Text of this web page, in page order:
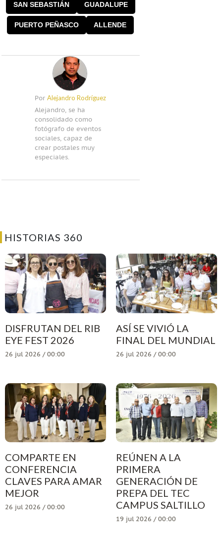
SAN SEBASTIÁN GUADALUPE
PUERTO PEÑASCO ALLENDE
PorAlejandro Rodríguez
Alejandro, se ha
consolidado como
fotógrafo de eventos
sociales, capaz de
crear postales muy
especiales.
HISTORIAS 360
DISFRUTAN DEL RIB
EYE FEST 2026
26 jul 2026 / 00:00
ASÍ SE VIVIÓ LA
FINAL DEL MUNDIAL
26 jul 2026 / 00:00
COMPARTE EN
CONFERENCIA
CLAVES PARA AMAR
MEJOR
26 jul 2026 / 00:00
REÚNEN A LA
PRIMERA
GENERACIÓN DE
PREPA DEL TEC
CAMPUS SALTILLO
19 jul 2026 / 00:00